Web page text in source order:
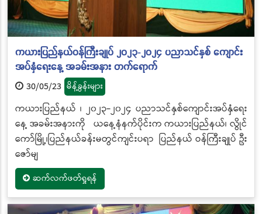
ကယားပြည်နယ်ဝန်ကြီးချုပ် ၂၀၂၃-၂၀၂၄ ပညာသင်နှစ် ကျောင်း
အပ်နှံရေးနေ့ အခမ်းအနား တက်ရောက်
30/05/23 မိန့်ခွန်းများ
ကယားပြည်နယ် ၊ ၂၀၂၃-၂၀၂၄ ပညာသင်နှစ်ကျောင်းအပ်နှံရေး
နေ့ အခမ်းအနားကို ယနေ့နံနက်ပိုင်းက ကယားပြည်နယ်၊ လွိုင်
ကော်မြို့၊ပြည်နယ်ခန်းမတွင်ကျင်းပရာ ပြည်နယ် ဝန်ကြီးချုပ် ဦး
ဇော်မျ
ဆက်လက်ဖတ်ရှုရန်